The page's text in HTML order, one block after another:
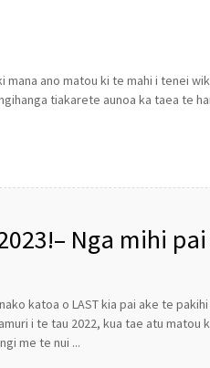
mana ano matou ki te mahi i tenei
tiakarete aunoa ka taea te
Nga mihi
katoa o LAST kia pai ake te
i te tau 2022, kua tae atu matou
me te nui ...